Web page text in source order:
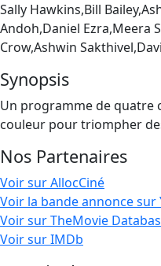
Sally Hawkins,Bill
Andoh,Daniel Ezra,Meera
Crow,Ashwin
Synopsis
Un programme de quatre
couleur pour triompher
Nos Partenaires
Voir sur AllocCiné
Voir la bande annonce sur
Voir sur TheMovie
Voir sur IMDb